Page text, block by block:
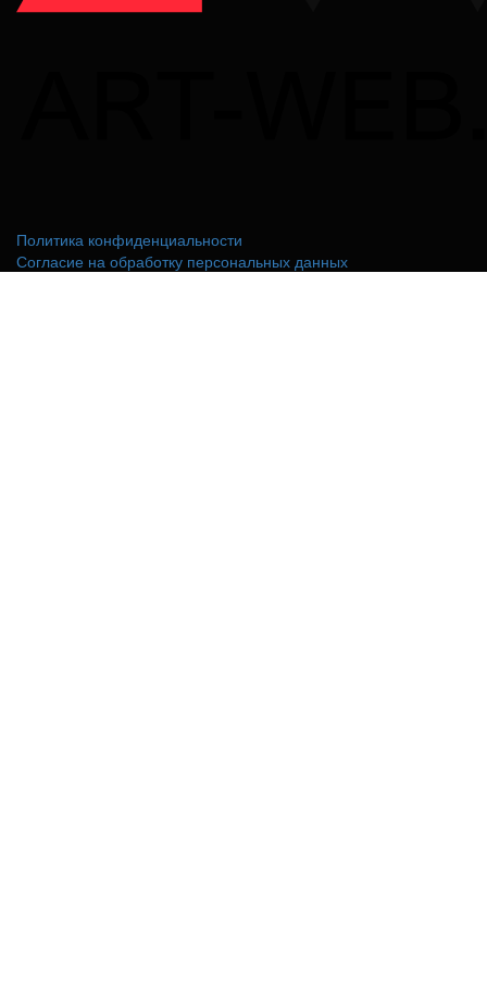
Политика конфиденциальности
Согласие на обработку персональных данных